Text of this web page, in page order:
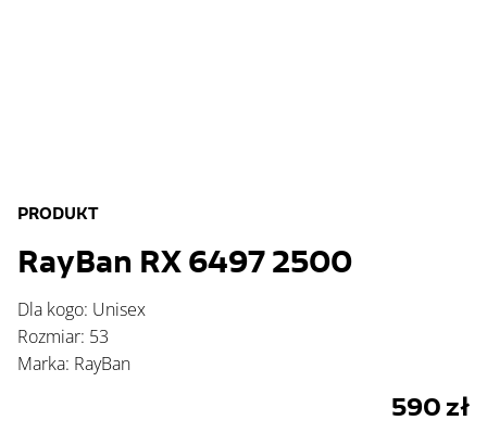
PRODUKT
RayBan RX 6497 2500
Dla kogo: Unisex
Rozmiar: 53
Marka: RayBan
590zł